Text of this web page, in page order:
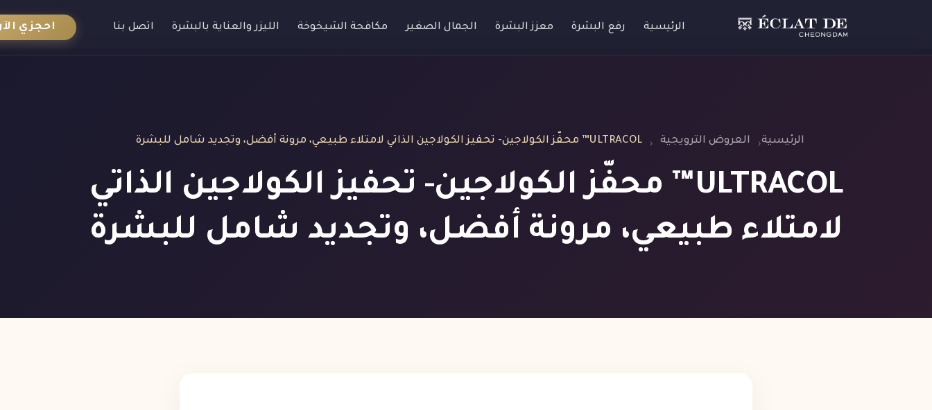
الرئيسية رفع البشرة معزز البشرة الجمال الصغير مكافحة الشيخوخة الليزر والعناية بالبشرة اتصل بنا احجزي
الرئيسية العروض الترويجية ULTRACOL™ محفّز الكولاجين- تحفيز الكولاجين الذاتي لامتلاء طبيعي، مرونة أفضل، وتجديد شامل للبشرة
ULTRACOL™ محفّز الكولاجين- تحفيز الكولاجين الذاتي
لامتلاء طبيعي، مرونة أفضل، وتجديد شامل للبشرة